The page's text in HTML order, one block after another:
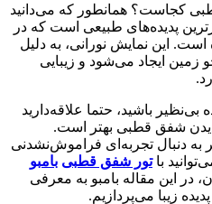
کجاست؟ همانطور که می‌دانید
پدیده‌های طبیعی است که در
این نمایش نورانی، به دلیل
زمین ایجاد می‌شود و زیبایی
باشید، حتما علاقه‌دارید
دیدن شفق قطبی بهتر است.
به دنبال تجربه‌ای فراموش‌نشدنی
باتور شفق قطبی بامبو
در این مقاله بامبو به معرفی
زیبا می‌پردازیم.